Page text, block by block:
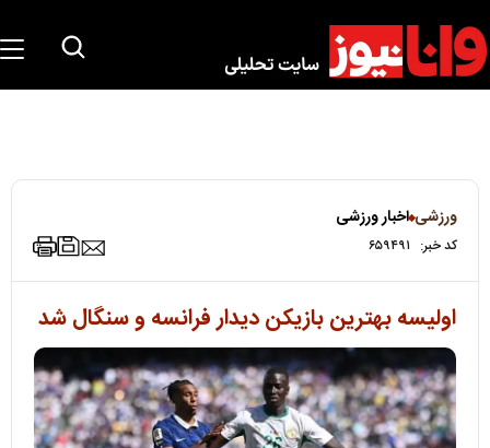
ورزشی اخبار ورزشی
کد خبر: ۶۵۹۴۹۱
اولیسه بهترین بازیکن دیدار فرانسه و سنگال شد